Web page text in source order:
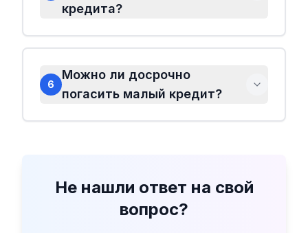
кредита?
6
Можно ли досрочно
погасить малый кредит?
Не нашли ответ на свой
вопрос?